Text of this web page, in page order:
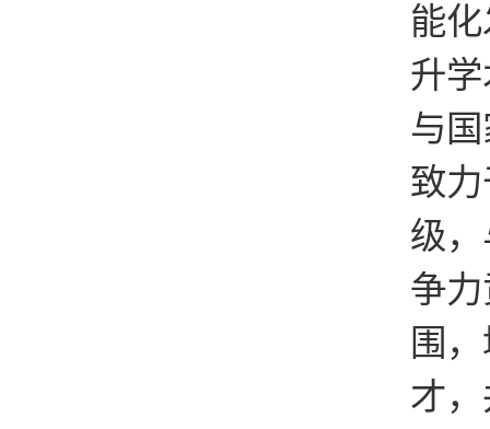
能
升
与
致
级
争
围
才